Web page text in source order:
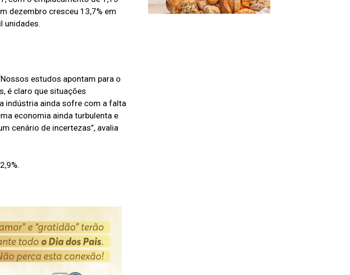
dezembro cresceu 13,7% em
unidades.
estudos apontam para o
é claro que situações
indústria ainda sofre com a falta
economia ainda turbulenta e
cenário de incertezas”, avalia